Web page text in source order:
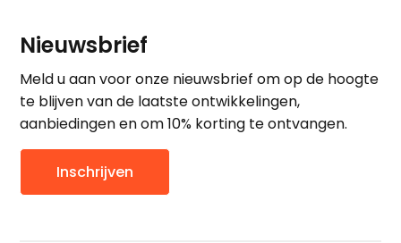
Nieuwsbrief
Meld u aan voor onze nieuwsbrief om op de hoogte
te blijven van de laatste ontwikkelingen,
aanbiedingen en om 10% korting te ontvangen.
Inschrijven